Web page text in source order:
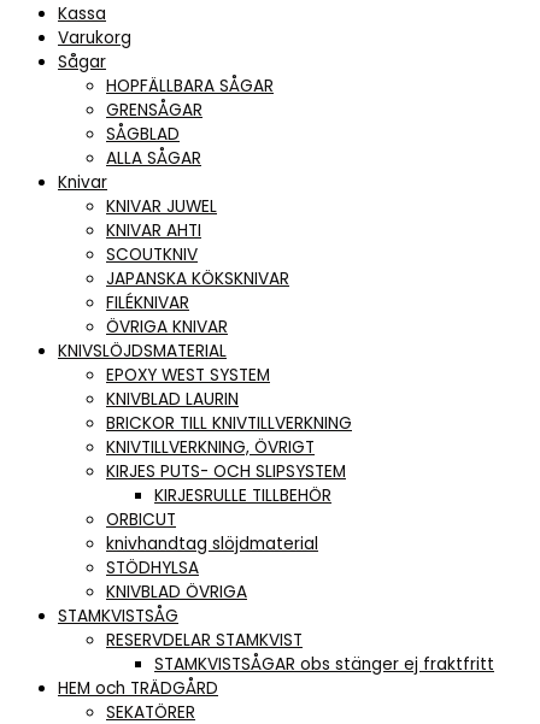
Kassa
Varukorg
Sågar
HOPFÄLLBARA SÅGAR
GRENSÅGAR
SÅGBLAD
ALLA SÅGAR
Knivar
KNIVAR JUWEL
KNIVAR AHTI
SCOUTKNIV
JAPANSKA KÖKSKNIVAR
FILÉKNIVAR
ÖVRIGA KNIVAR
KNIVSLÖJDSMATERIAL
EPOXY WEST SYSTEM
KNIVBLAD LAURIN
BRICKOR TILL KNIVTILLVERKNING
KNIVTILLVERKNING, ÖVRIGT
KIRJES PUTS- OCH SLIPSYSTEM
KIRJESRULLE TILLBEHÖR
ORBICUT
knivhandtag slöjdmaterial
STÖDHYLSA
KNIVBLAD ÖVRIGA
STAMKVISTSÅG
RESERVDELAR STAMKVIST
STAMKVISTSÅGAR obs stänger ej fraktfritt
HEM och TRÄDGÅRD
SEKATÖRER